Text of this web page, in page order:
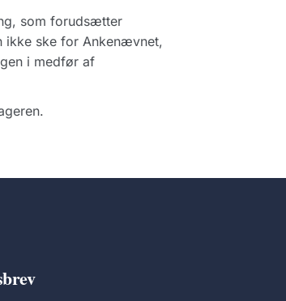
som forudsætter
ikke ske for Ankenævnet,
i medfør af